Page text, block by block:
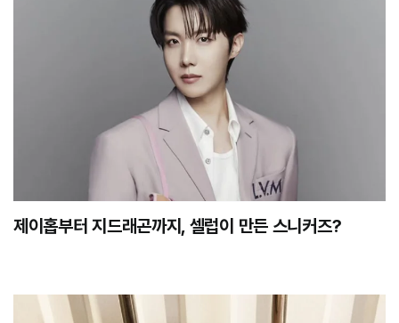
제이홉부터 지드래곤까지, 셀럽이 만든 스니커즈?